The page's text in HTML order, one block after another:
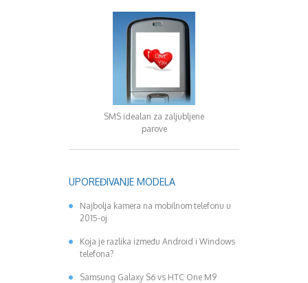
SMS idealan za zaljubljene
parove
UPOREĐIVANJE MODELA
Najbolja kamera na mobilnom telefonu u
2015-oj
Koja je razlika između Android i Windows
telefona?
Samsung Galaxy S6 vs HTC One M9